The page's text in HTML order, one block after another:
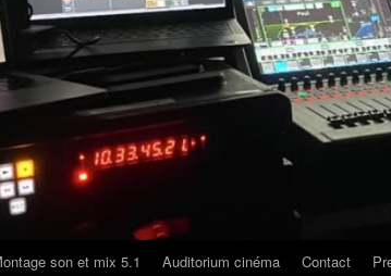
son et mix 5.1 Auditorium cinéma Contact